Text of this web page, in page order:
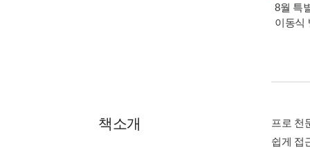
8월 특
이동식
책소개
프로 천
쉽게 접